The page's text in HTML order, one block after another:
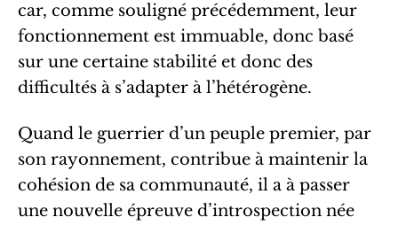
car, comme souligné précédemment, leur
fonctionnement est immuable, donc basé
sur une certaine stabilité et donc des
difficultés à s’adapter à l’hétérogène.
Quand le guerrier d’un peuple premier, par
son rayonnement, contribue à maintenir la
cohésion de sa communauté, il a à passer
une nouvelle épreuve d’introspection née